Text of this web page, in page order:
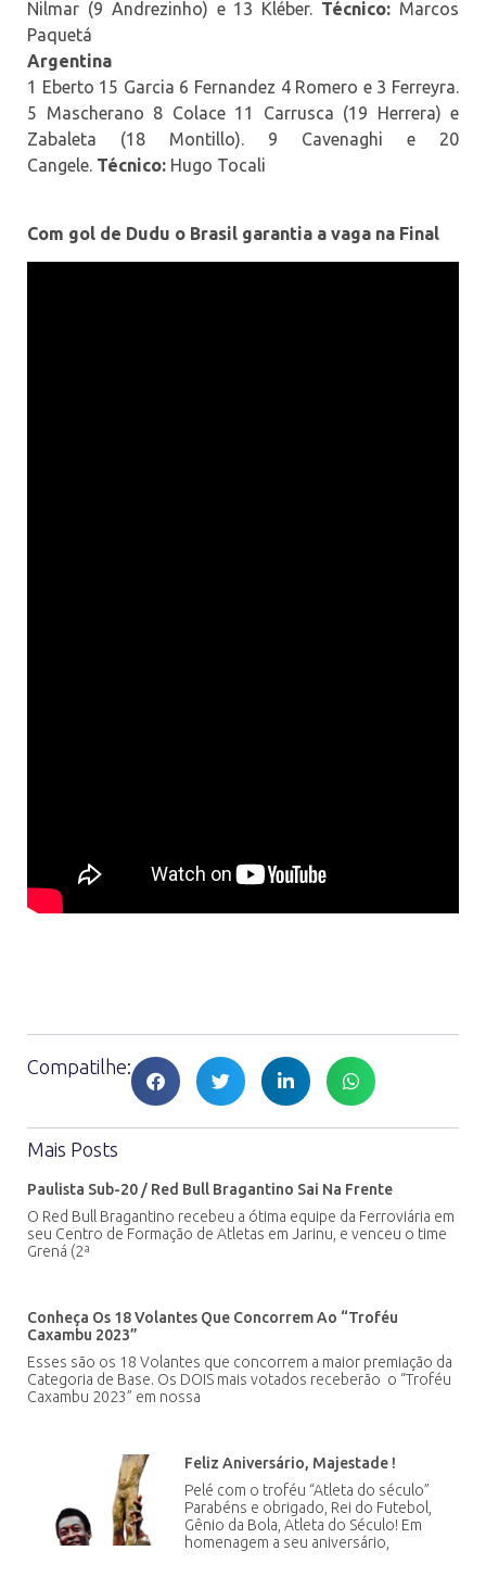
Nilmar (9 Andrezinho) e 13 Kléber. Técnico: Marcos
Paquetá
Argentina
1 Eberto 15 Garcia 6 Fernandez 4 Romero e 3 Ferreyra.
5 Mascherano 8 Colace 11 Carrusca (19 Herrera) e
Zabaleta (18 Montillo). 9 Cavenaghi e 20
Cangele. Técnico: Hugo Tocali
Com gol de Dudu o Brasil garantia a vaga na Final
Compatilhe:
Mais Posts
Paulista Sub-20 / Red Bull Bragantino Sai Na Frente
O Red Bull Bragantino recebeu a ótima equipe da Ferroviária em
seu Centro de Formação de Atletas em Jarinu, e venceu o time
Grená (2ª
Conheça Os 18 Volantes Que Concorrem Ao “Troféu
Caxambu 2023”
Esses são os 18 Volantes que concorrem a maior premiação da
Categoria de Base. Os DOIS mais votados receberão o “Troféu
Caxambu 2023” em nossa
Feliz Aniversário, Majestade !
Pelé com o troféu “Atleta do século”
Parabéns e obrigado, Rei do Futebol,
Gênio da Bola, Atleta do Século! Em
homenagem a seu aniversário,